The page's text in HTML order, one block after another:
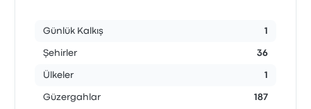
Günlük Kalkış 1
Şehirler 36
Ülkeler 1
Güzergahlar 187